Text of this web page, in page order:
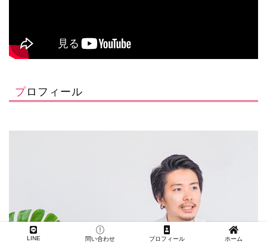
プロフィール
LINE 問い合わせ プロフィール ホーム